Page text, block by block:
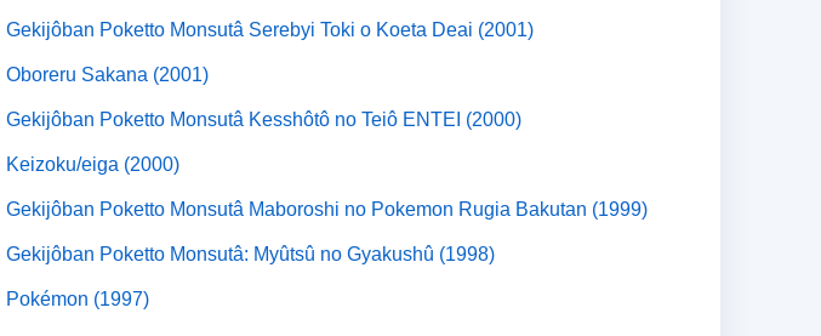
Gekijôban Poketto Monsutâ Serebyi Toki o Koeta Deai (2001)
Oboreru Sakana (2001)
Gekijôban Poketto Monsutâ Kesshôtô no Teiô ENTEI (2000)
Keizoku/eiga (2000)
Gekijôban Poketto Monsutâ Maboroshi no Pokemon Rugia Bakutan (1999)
Gekijôban Poketto Monsutâ: Myûtsû no Gyakushû (1998)
Pokémon (1997)